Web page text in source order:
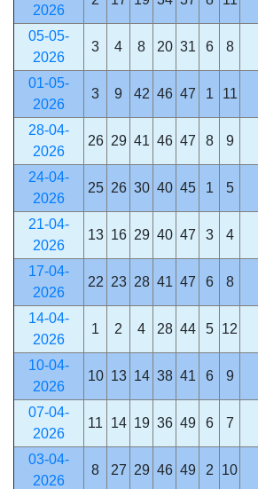
2026
05-05-
2026
3 4 8 20 31 6 8
01-05-
2026
3 9 42 46 47 1 11
28-04-
2026
26 29 41 46 47 8 9
24-04-
2026
25 26 30 40 45 1 5
21-04-
2026
13 16 29 40 47 3 4
17-04-
2026
22 23 28 41 47 6 8
14-04-
2026
1 2 4 28 44 5 12
10-04-
2026
10 13 14 38 41 6 9
07-04-
2026
11 14 19 36 49 6 7
03-04-
2026
8 27 29 46 49 2 10